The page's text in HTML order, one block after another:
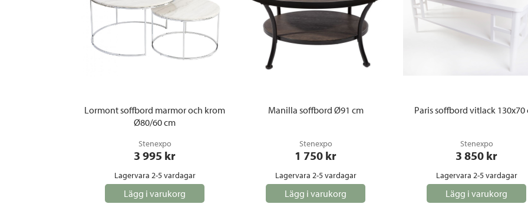
Lormont soffbord marmor och krom
Ø80/60 cm
Stenexpo
3 995 kr
Lagervara 2-5 vardagar
Lägg i varukorg
Manilla soffbord Ø91 cm
Stenexpo
1 750 kr
Lagervara 2-5 vardagar
Lägg i varukorg
Paris soffbord vitlack 130x70
Stenexpo
3 850 kr
Lagervara 2-5 vardagar
Lägg i varukorg